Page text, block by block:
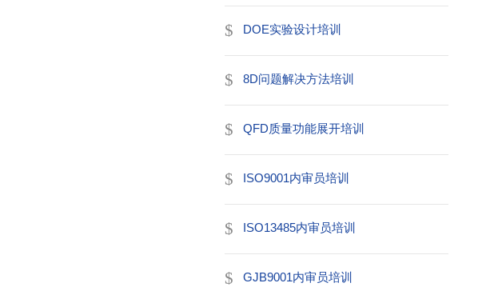
DOE实验设计培训
8D问题解决方法培训
QFD质量功能展开培训
ISO9001内审员培训
ISO13485内审员培训
GJB9001内审员培训